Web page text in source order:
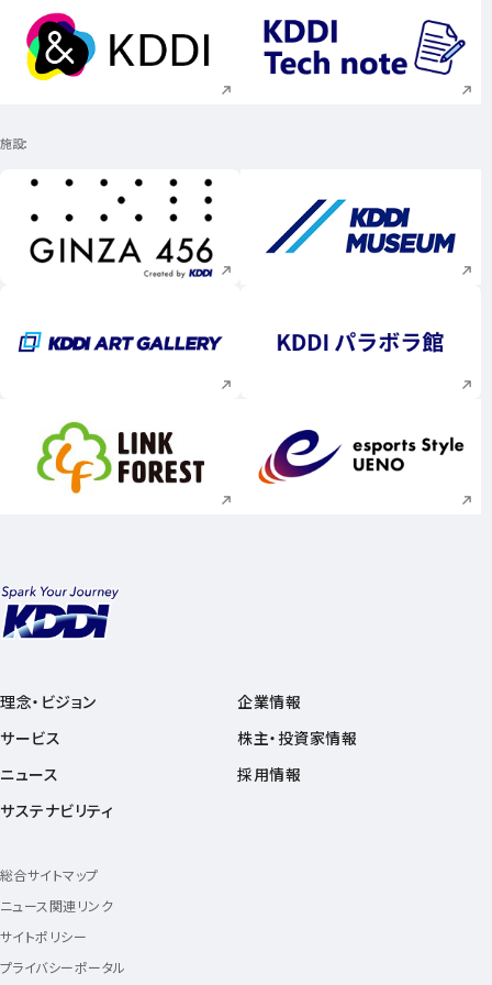
新規ウィンドウで開く 新規ウィンドウで
施設
新規ウィンドウで開く 新規ウィンドウで
新規ウィンドウで開く 新規ウィンドウで
新規ウィンドウで開く 新規ウィンドウで
理念・ビジョン
サービス
ニュース
サステナビリティ
企業情報
株主・投資家情報
採用情報
総合サイトマップ
ニュース関連リンク
サイトポリシー
プライバシーポータル